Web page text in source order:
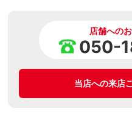
店舗への
050-
当店への来店